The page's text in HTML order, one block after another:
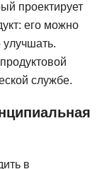
проектирует
его можно
улучшать.
службе.
в